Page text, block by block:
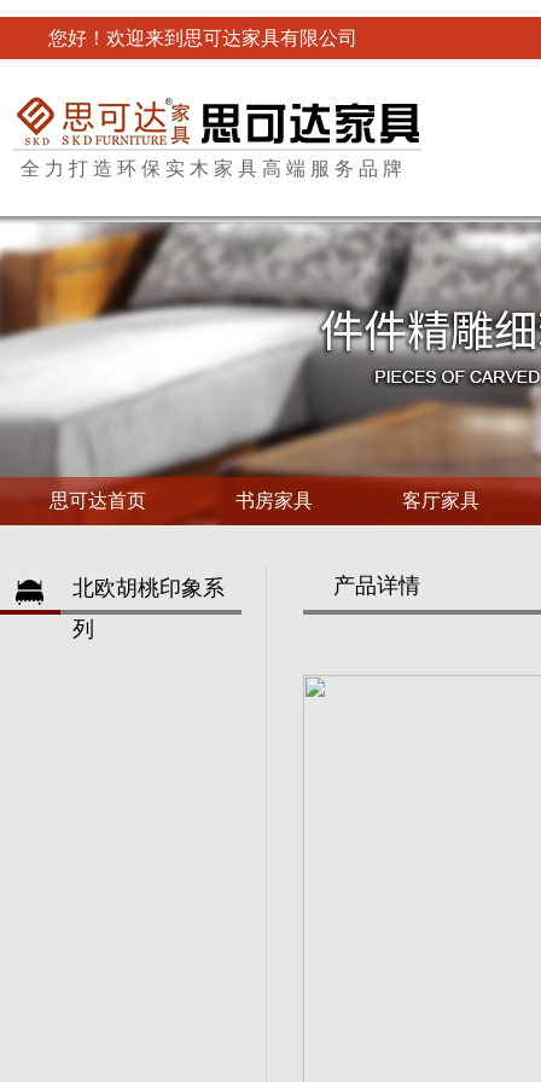
您好！欢迎来到思可达家具有限公司
全力打造环保实木家具高端服务品牌
思可达首页 书房家具 客厅家具
北欧胡桃印象系
列
产品详情